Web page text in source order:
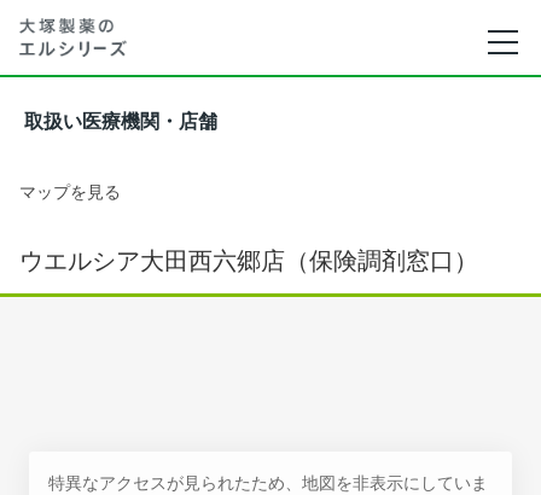
取扱い医療機関・店舗
マップを見る
ウエルシア大田西六郷店（保険調剤窓口）
特異なアクセスが見られたため、地図を非表示にしていま